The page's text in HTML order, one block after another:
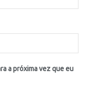
a próxima vez que eu